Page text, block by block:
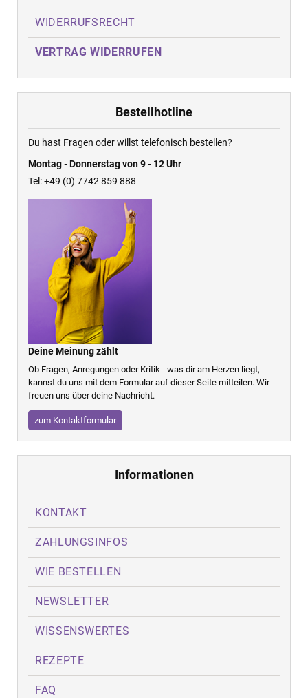
WIDERRUFSRECHT
VERTRAG WIDERRUFEN
Bestellhotline
Du hast Fragen oder willst telefonisch bestellen?
Montag - Donnerstag von 9 - 12 Uhr
Tel: +49 (0) 7742 859 888
Deine Meinung zählt
Ob Fragen, Anregungen oder Kritik - was dir am Herzen liegt,
kannst du uns mit dem Formular auf dieser Seite mitteilen. Wir
freuen uns über deine Nachricht.
zum Kontaktformular
Informationen
KONTAKT
ZAHLUNGSINFOS
WIE BESTELLEN
NEWSLETTER
WISSENSWERTES
REZEPTE
FAQ